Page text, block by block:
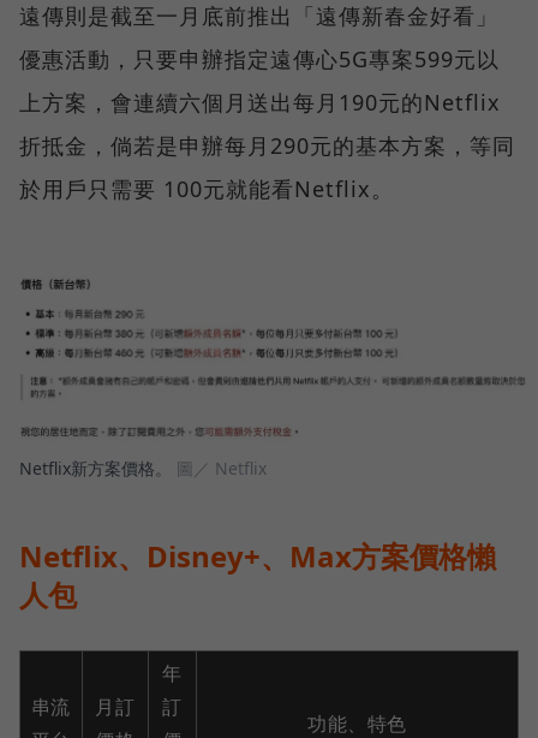
遠傳則是截至一月底前推出「遠傳新春金好看」
優惠活動，只要申辦指定遠傳心5G專案599元以
上方案，會連續六個月送出每月190元的Netflix
折抵金，倘若是申辦每月290元的基本方案，等同
於用戶只需要 100元就能看Netflix。
Netflix新方案價格。 圖／ Netflix
Netflix、Disney+、Max方案價格懶
人包
串流
月訂
年
訂
功能、特色